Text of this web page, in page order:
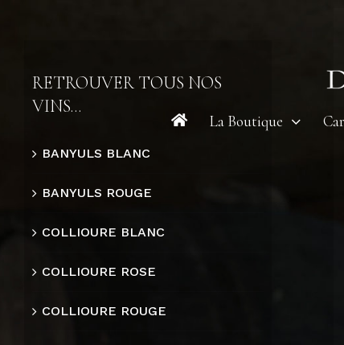
La Boutique
RETROUVER TOUS NOS
VINS…
BANYULS BLANC
BANYULS ROUGE
COLLIOURE BLANC
COLLIOURE ROSE
COLLIOURE ROUGE